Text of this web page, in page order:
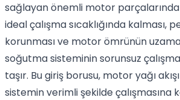
sağlayan önemli motor
ideal çalışma sıcaklığında kalması,
korunması ve motor ömrünün
soğutma sisteminin sorunsuz
taşır. Bu giriş borusu, motor yağı
sistemin verimli şekilde çalışmasına